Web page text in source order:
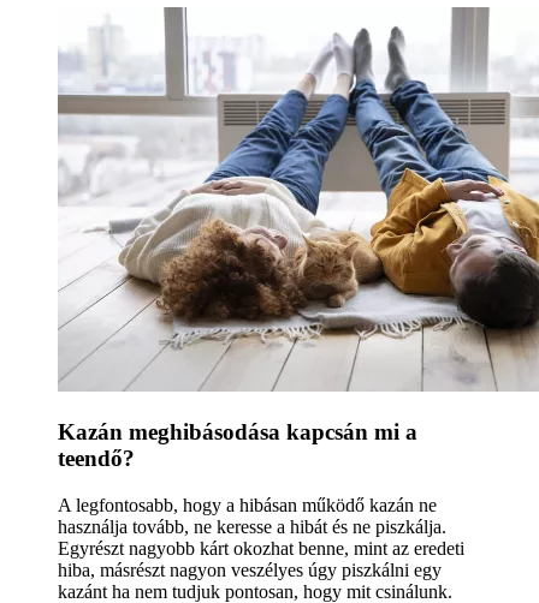
Kazán meghibásodása kapcsán mi a
teendő?
A legfontosabb, hogy a hibásan működő kazán ne
használja tovább, ne keresse a hibát és ne piszkálja.
Egyrészt nagyobb kárt okozhat benne, mint az eredeti
hiba, másrészt nagyon veszélyes úgy piszkálni egy
kazánt ha nem tudjuk pontosan, hogy mit csinálunk.